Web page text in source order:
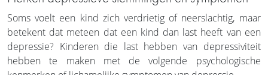
Soms voelt een kind zich verdrietig of neerslachtig, maar
betekent dat meteen dat een kind dan last heeft van een
depressie? Kinderen die last hebben van depressiviteit
hebben te maken met de volgende psychologische